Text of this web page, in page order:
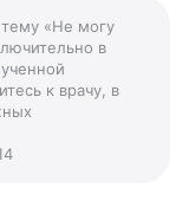
тему «Не могу
в
к врачу, в